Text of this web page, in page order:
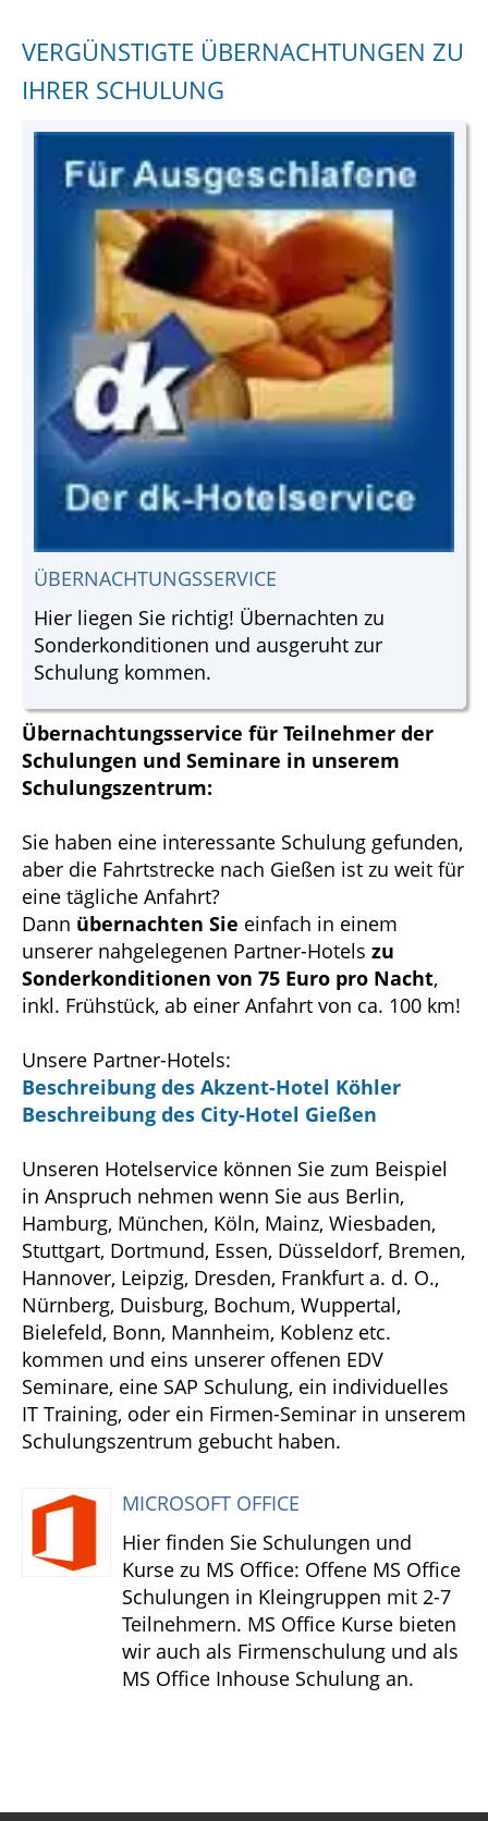
VERGÜNSTIGTE ÜBERNACHTUNGEN ZU
IHRER SCHULUNG
ÜBERNACHTUNGSSERVICE
Hier liegen Sie richtig! Übernachten zu
Sonderkonditionen und ausgeruht zur
Schulung kommen.
Übernachtungsservice für Teilnehmer der
Schulungen und Seminare in unserem
Schulungszentrum:
Sie haben eine interessante Schulung gefunden,
aber die Fahrtstrecke nach Gießen ist zu weit für
eine tägliche Anfahrt?
Dann übernachten Sie einfach in einem
unserer nahgelegenen Partner-Hotels zu
Sonderkonditionen von 75 Euro pro Nacht,
inkl. Frühstück, ab einer Anfahrt von ca. 100 km!
Unsere Partner-Hotels:
Beschreibung des Akzent-Hotel Köhler
Beschreibung des City-Hotel Gießen
Unseren Hotelservice können Sie zum Beispiel
in Anspruch nehmen wenn Sie aus Berlin,
Hamburg, München, Köln, Mainz, Wiesbaden,
Stuttgart, Dortmund, Essen, Düsseldorf, Bremen,
Hannover, Leipzig, Dresden, Frankfurt a. d. O.,
Nürnberg, Duisburg, Bochum, Wuppertal,
Bielefeld, Bonn, Mannheim, Koblenz etc.
kommen und eins unserer offenen EDV
Seminare, eine SAP Schulung, ein individuelles
IT Training, oder ein Firmen-Seminar in unserem
Schulungszentrum gebucht haben.
MICROSOFT OFFICE
Hier finden Sie Schulungen und
Kurse zu MS Office: Offene MS Office
Schulungen in Kleingruppen mit 2-7
Teilnehmern. MS Office Kurse bieten
wir auch als Firmenschulung und als
MS Office Inhouse Schulung an.